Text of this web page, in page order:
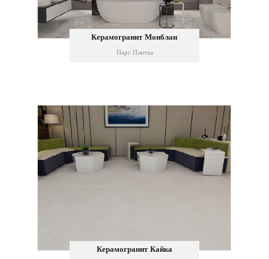
Керамогранит Монблан
Парс Плитка
Керамогранит Кайка